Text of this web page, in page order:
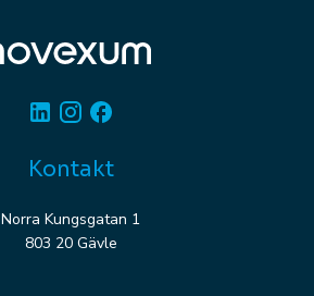
LinkedinInstagram
Kontakt
Norra Kungsgatan 1
803 20 Gävle